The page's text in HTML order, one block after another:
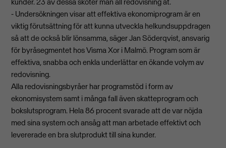
- Undersökningen visar att effektiva ekonomiprogram är en
viktig förutsättning för att kunna utveckla helkundsuppdragen
så att de också blir lönsamma, säger Jan Söderqvist, ansvarig
för byråsegmentet hos Visma Xor i Malmö. Program som är
effektiva, snabba och enkla underlättar en ökande volym av
redovisning.
Alla redovisningsbyråer har programstöd i form av
ekonomisystem samt i många fall även skatteprogram och
bokslutsprogram. Hela 86 procent svarade att de var nöjda
med sina system och ansåg att man arbetade effektivt och
levererade en bra slutprodukt till sina kunder.